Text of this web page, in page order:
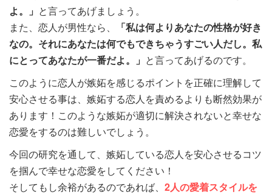
よ。」 と言ってあげましょう。
また、恋人が男性なら、
「私は何よりあなたの性格が好き
なの。それにあなたは何でもできちゃうすごい人だし。私
にとってあなたが一番だよ。」 と言ってあげるのです。
このように恋人が嫉妬を感じるポイントを正確に理解して
安心させる事は、嫉妬する恋人を責めるよりも断然効果が
あります！このような嫉妬が適切に解決されないと幸せな
恋愛をするのは難しいでしょう。
今回の研究を通して、嫉妬している恋人を安心させるコツ
を掴んで幸せな恋愛をしてください！
そしてもし余裕があるのであれば、 2人の愛着スタイルを